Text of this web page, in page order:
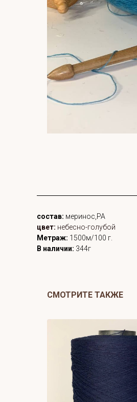
состав: меринос,РА
цвет: небесно-голубой
Метраж: 1500м/100 г.
В наличии: 344г
СМОТРИТЕ ТАКЖЕ